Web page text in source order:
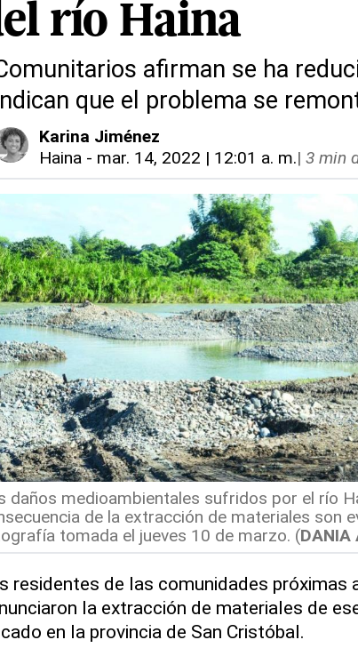
río Haina
afirman se ha
que el problema se
Karina Jiménez
Haina - mar. 14, 2022 | 12:01 a. m.| 3 min
daños medioambientales sufridos por el río
de la extracción de materiales son
tomada el jueves 10 de marzo. (DANIA
residentes de las comunidades próximas
la extracción de materiales de
en la provincia de San Cristóbal.